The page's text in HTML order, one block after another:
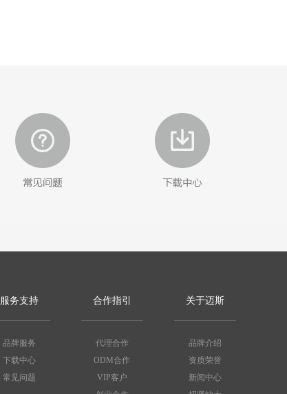
服务支持
品牌服务
下载中心
常见问题
合作指引
代理合作
ODM合作
VIP客户
关于迈斯
品牌介绍
资质荣誉
新闻中心